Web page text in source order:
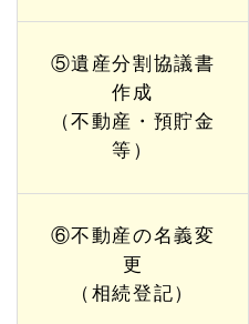
⑤遺産分割協議書
作成
（不動産・預貯金
等）
⑥不動産の名義変
更
（相続登記）